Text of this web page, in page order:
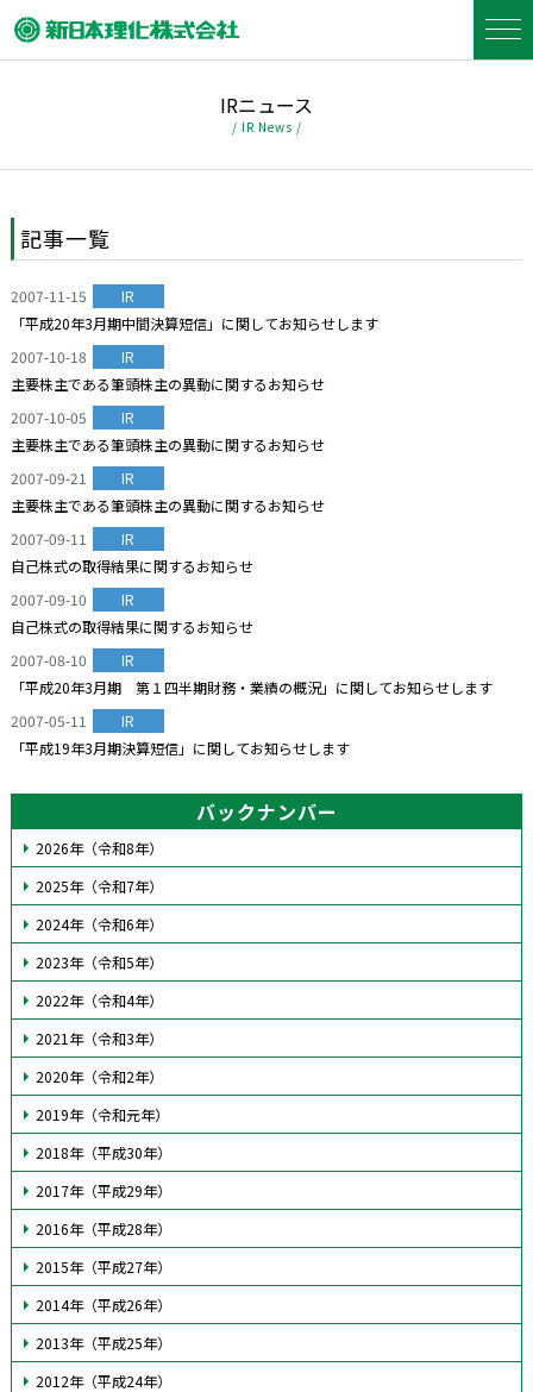
IRニュース
/ IR News /
記事一覧
2007-11-15
IR
「平成20年3月期中間決算短信」に関してお知らせします
2007-10-18
IR
主要株主である筆頭株主の異動に関するお知らせ
2007-10-05
IR
主要株主である筆頭株主の異動に関するお知らせ
2007-09-21
IR
主要株主である筆頭株主の異動に関するお知らせ
2007-09-11
IR
自己株式の取得結果に関するお知らせ
2007-09-10
IR
自己株式の取得結果に関するお知らせ
2007-08-10
IR
「平成20年3月期 第１四半期財務・業績の概況」に関してお知らせします
2007-05-11
IR
「平成19年3月期決算短信」に関してお知らせします
バックナンバー
2026年（令和8年）
2025年（令和7年）
2024年（令和6年）
2023年（令和5年）
2022年（令和4年）
2021年（令和3年）
2020年（令和2年）
2019年（令和元年）
2018年（平成30年）
2017年（平成29年）
2016年（平成28年）
2015年（平成27年）
2014年（平成26年）
2013年（平成25年）
2012年（平成24年）